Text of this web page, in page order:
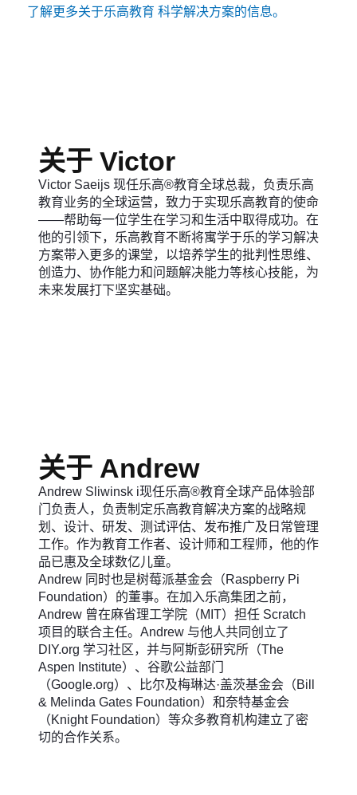
了解更多关于乐高教育 科学解决方案的信息。
关于 Victor
Victor Saeijs 现任乐高®教育全球总裁，负责乐高
教育业务的全球运营，致力于实现乐高教育的使命
——帮助每一位学生在学习和生活中取得成功。在
他的引领下，乐高教育不断将寓学于乐的学习解决
方案带入更多的课堂，以培养学生的批判性思维、
创造力、协作能力和问题解决能力等核心技能，为
未来发展打下坚实基础。
关于 Andrew
Andrew Sliwinsk i现任乐高®教育全球产品体验部
门负责人，负责制定乐高教育解决方案的战略规
划、设计、研发、测试评估、发布推广及日常管理
工作。作为教育工作者、设计师和工程师，他的作
品已惠及全球数亿儿童。
Andrew 同时也是树莓派基金会（Raspberry Pi
Foundation）的董事。在加入乐高集团之前，
Andrew 曾在麻省理工学院（MIT）担任 Scratch
项目的联合主任。Andrew 与他人共同创立了
DIY.org 学习社区，并与阿斯彭研究所（The
Aspen Institute）、谷歌公益部门
（Google.org）、比尔及梅琳达·盖茨基金会（Bill
& Melinda Gates Foundation）和奈特基金会
（Knight Foundation）等众多教育机构建立了密
切的合作关系。